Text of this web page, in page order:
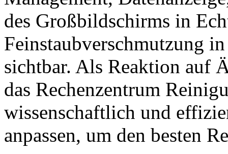
des Großbildschirms in
Feinstaubverschmutzung
sichtbar. Als Reaktion auf
das Rechenzentrum
wissenschaftlich und
anpassen, um den besten